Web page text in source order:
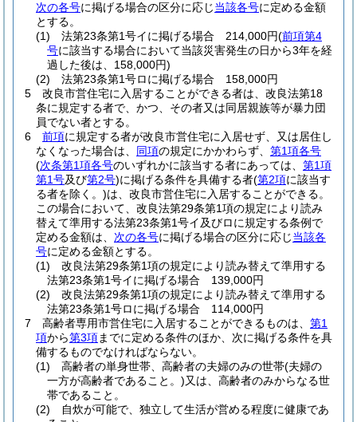
次の各号に掲げる場合の区分に応じ当該各号に定める金額
とする。
(1)
法第23条第1号イに掲げる場合 214,000円(前項第4
号に該当する場合において当該災害発生の日から3年を経
過した後は、158,000円)
(2)
法第23条第1号ロに掲げる場合 158,000円
5
改良市営住宅に入居することができる者は、改良法第18
条に規定する者で、かつ、その者又は同居親族等が暴力団
員でない者とする。
6
前項に規定する者が改良市営住宅に入居せず、又は居住し
なくなった場合は、 同項の規定にかかわらず、 第1項各号
(次条第1項各号のいずれかに該当する者にあっては、 第1項
第1号及び第2号)に掲げる条件を具備する者(第2項に該当す
る者を除く。)は、改良市営住宅に入居することができる。
この場合において、改良法第29条第1項の規定により読み
替えて準用する法第23条第1号イ及びロに規定する条例で
定める金額は、 次の各号に掲げる場合の区分に応じ当該各
号に定める金額とする。
(1)
改良法第29条第1項の規定により読み替えて準用する
法第23条第1号イに掲げる場合 139,000円
(2)
改良法第29条第1項の規定により読み替えて準用する
法第23条第1号ロに掲げる場合 114,000円
7
高齢者専用市営住宅に入居することができるものは、 第1
項から第3項までに定める条件のほか、次に掲げる条件を具
備するものでなければならない。
(1)
高齢者の単身世帯、高齢者の夫婦のみの世帯(夫婦の
一方が高齢者であること。)又は、高齢者のみからなる世
帯であること。
(2)
自炊が可能で、独立して生活が営める程度に健康であ